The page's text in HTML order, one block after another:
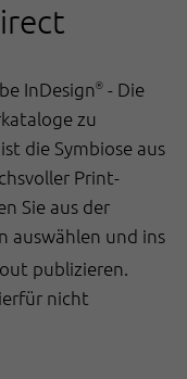
InDesign® - Die
zu
die Symbiose aus
Print-
Sie aus der
auswählen und ins
publizieren.
nicht